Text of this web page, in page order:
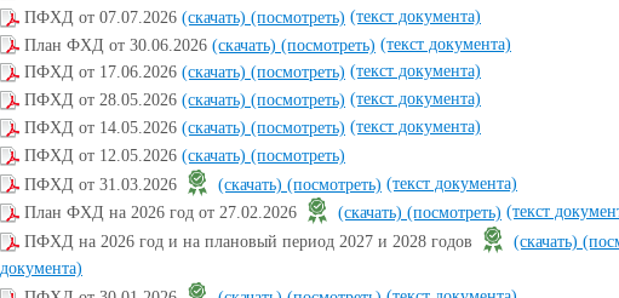
ПФХД от 07.07.2026 (скачать) (посмотреть) (текст документа)
План ФХД от 30.06.2026 (скачать) (посмотреть) (текст документа)
ПФХД от 17.06.2026 (скачать) (посмотреть) (текст документа)
ПФХД от 28.05.2026 (скачать) (посмотреть) (текст документа)
ПФХД от 14.05.2026 (скачать) (посмотреть) (текст документа)
ПФХД от 12.05.2026 (скачать) (посмотреть)
ПФХД от 31.03.2026
(скачать) (посмотреть) (текст документа)
План ФХД на 2026 год от 27.02.2026
(скачать) (посмотреть) (текст
ПФХД на 2026 год и на плановый период 2027 и 2028 годов
(скачать)
документа)